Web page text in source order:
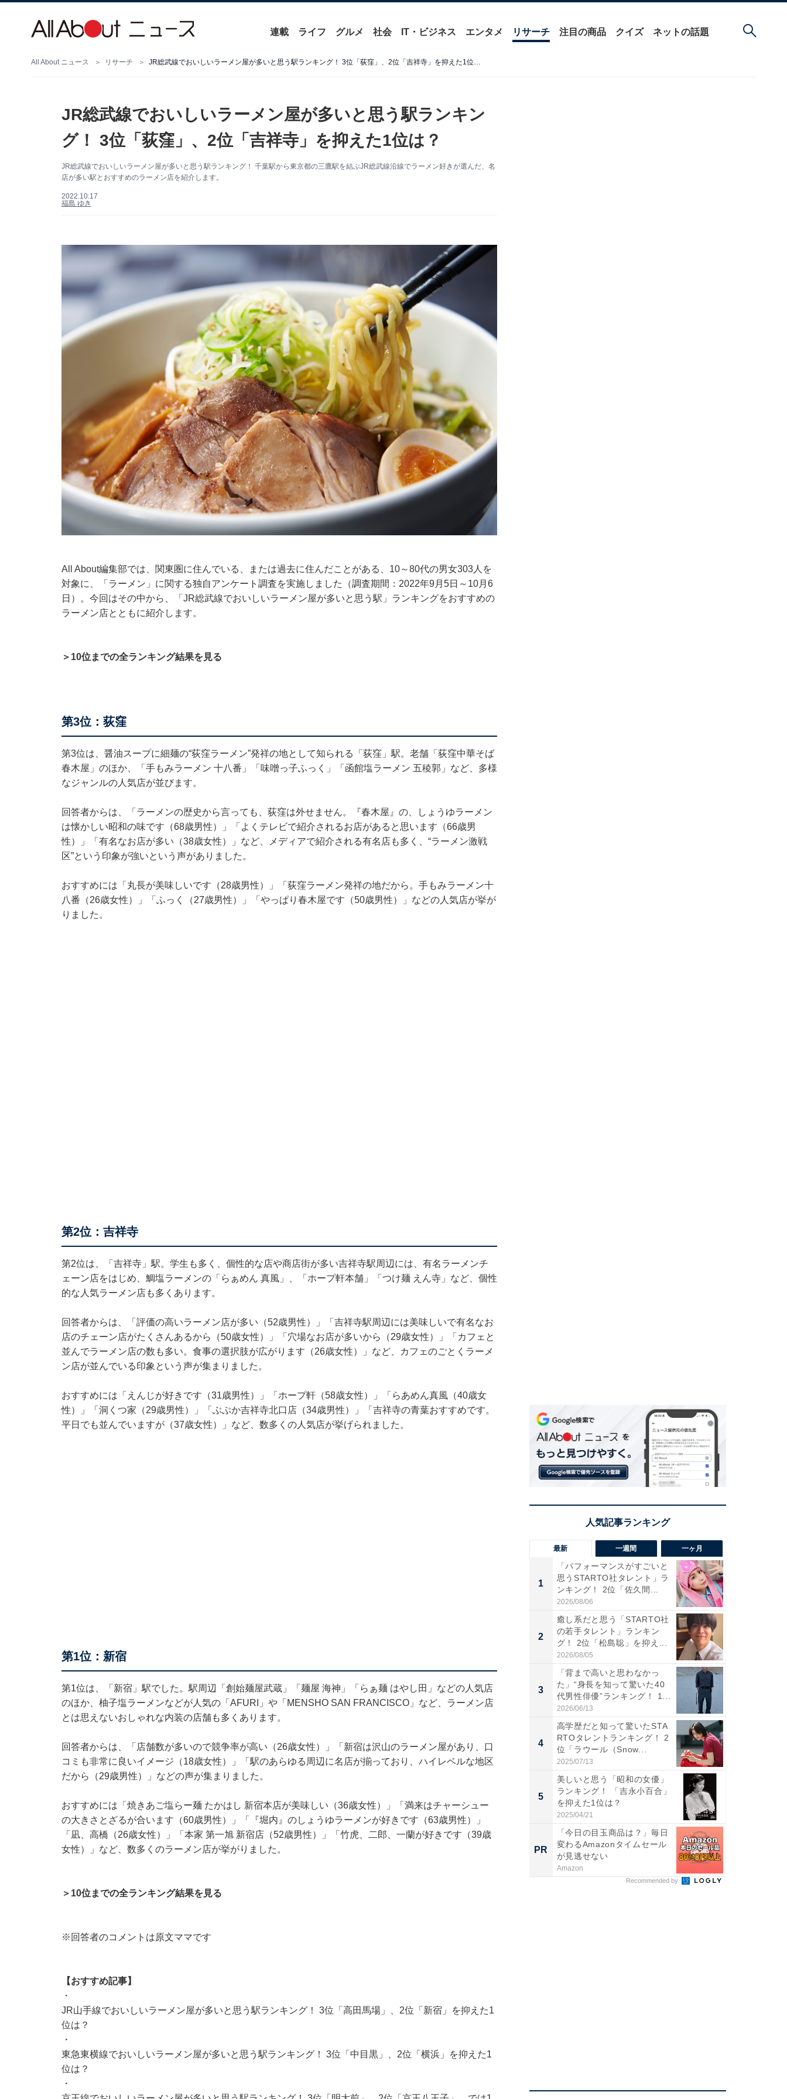
連載 ライフ グルメ 社会 IT・ビジネス エンタメ リサーチ 注目の商品 クイズ ネットの話題
All About ニュース リサーチ JR総武線でおいしいラーメン屋が多いと思う駅ランキング！ 3位「荻窪」、2位「吉祥寺」を抑えた1位は？
JR総武線でおいしいラーメン屋が多いと思う駅ランキン
グ！ 3位「荻窪」、2位「吉祥寺」を抑えた1位は？
JR総武線でおいしいラーメン屋が多いと思う駅ランキング！ 千葉駅から東京都の三鷹駅を結ぶJR総武線沿線でラーメン好きが選んだ、名
店が多い駅とおすすめのラーメン店を紹介します。
2022.10.17
福島 ゆき
All About編集部では、関東圏に住んでいる、または過去に住んだことがある、10～80代の男女303人を
対象に、「ラーメン」に関する独自アンケート調査を実施しました（調査期間：2022年9月5日～10月6
日）。今回はその中から、「JR総武線でおいしいラーメン屋が多いと思う駅」ランキングをおすすめの
ラーメン店とともに紹介します。
＞10位までの全ランキング結果を見る
第3位：荻窪
第3位は、醤油スープに細麺の“荻窪ラーメン”発祥の地として知られる「荻窪」駅。老舗「荻窪中華そば
春木屋」のほか、「手もみラーメン 十八番」「味噌っ子ふっく」「函館塩ラーメン 五稜郭」など、多様
なジャンルの人気店が並びます。
回答者からは、「ラーメンの歴史から言っても、荻窪は外せません。『春木屋』の、しょうゆラーメン
は懐かしい昭和の味です（68歳男性）」「よくテレビで紹介されるお店があると思います（66歳男
性）」「有名なお店が多い（38歳女性）」など、メディアで紹介される有名店も多く、“ラーメン激戦
区”という印象が強いという声がありました。
おすすめには「丸長が美味しいです（28歳男性）」「荻窪ラーメン発祥の地だから。手もみラーメン十
八番（26歳女性）」「ふっく（27歳男性）」「やっぱり春木屋です（50歳男性）」などの人気店が挙が
りました。
第2位：吉祥寺
第2位は、「吉祥寺」駅。学生も多く、個性的な店や商店街が多い吉祥寺駅周辺には、有名ラーメンチ
ェーン店をはじめ、鯛塩ラーメンの「らぁめん 真風」、「ホープ軒本舗」「つけ麺 えん寺」など、個性
的な人気ラーメン店も多くあります。
回答者からは、「評価の高いラーメン店が多い（52歳男性）」「吉祥寺駅周辺には美味しいで有名なお
店のチェーン店がたくさんあるから（50歳女性）」「穴場なお店が多いから（29歳女性）」「カフェと
並んでラーメン店の数も多い。食事の選択肢が広がります（26歳女性）」など、カフェのごとくラーメ
ン店が並んでいる印象という声が集まりました。
おすすめには「えんじが好きです（31歳男性）」「ホープ軒（58歳女性）」「らあめん真風（40歳女
性）」「洞くつ家（29歳男性）」「ぶぶか吉祥寺北口店（34歳男性）」「吉祥寺の青葉おすすめです。
平日でも並んでいますが（37歳女性）」など、数多くの人気店が挙げられました。
第1位：新宿
第1位は、「新宿」駅でした。駅周辺「創始麺屋武蔵」「麺屋 海神」「らぁ麺 はやし田」などの人気店
のほか、柚子塩ラーメンなどが人気の「AFURI」や「MENSHO SAN FRANCISCO」など、ラーメン店
とは思えないおしゃれな内装の店舗も多くあります。
回答者からは、「店舗数が多いので競争率が高い（26歳女性）」「新宿は沢山のラーメン屋があり、口
コミも非常に良いイメージ（18歳女性）」「駅のあらゆる周辺に名店が揃っており、ハイレベルな地区
だから（29歳男性）」などの声が集まりました。
おすすめには「焼きあご塩らー麺 たかはし 新宿本店が美味しい（36歳女性）」「満来はチャーシュー
の大きさとざるが合います（60歳男性）」「『堀内』のしょうゆラーメンが好きです（63歳男性）」
「凪、高橋（26歳女性）」「本家 第一旭 新宿店（52歳男性）」「竹虎、二郎、一蘭が好きです（39歳
女性）」など、数多くのラーメン店が挙がりました。
＞10位までの全ランキング結果を見る
※回答者のコメントは原文ママです
【おすすめ記事】
・
JR山手線でおいしいラーメン屋が多いと思う駅ランキング！ 3位「高田馬場」、2位「新宿」を抑えた1
位は？
・
東急東横線でおいしいラーメン屋が多いと思う駅ランキング！ 3位「中目黒」、2位「横浜」を抑えた1
位は？
・
最新 一週間 一ヶ月
1
「パフォーマンスがすごいと
思うSTARTO社タレント」ラ
ンキング！ 2位「佐久間...
2026/08/06
2
癒し系だと思う「STARTO社
の若手タレント」ランキン
グ！ 2位「松島聡」を抑え...
2026/08/05
3
「背まで高いと思わなかっ
た」“身長を知って驚いた40
代男性俳優”ランキング！ 1...
2026/06/13
4
高学歴だと知って驚いたSTA
RTOタレントランキング！ 2
位「ラウール（Snow...
2025/07/13
5
美しいと思う「昭和の女優」
ランキング！ 「吉永小百合」
を抑えた1位は？
2025/04/21
PR
「今日の目玉商品は？」毎日
変わるAmazonタイムセール
が見逃せない
Amazon
Recommended by